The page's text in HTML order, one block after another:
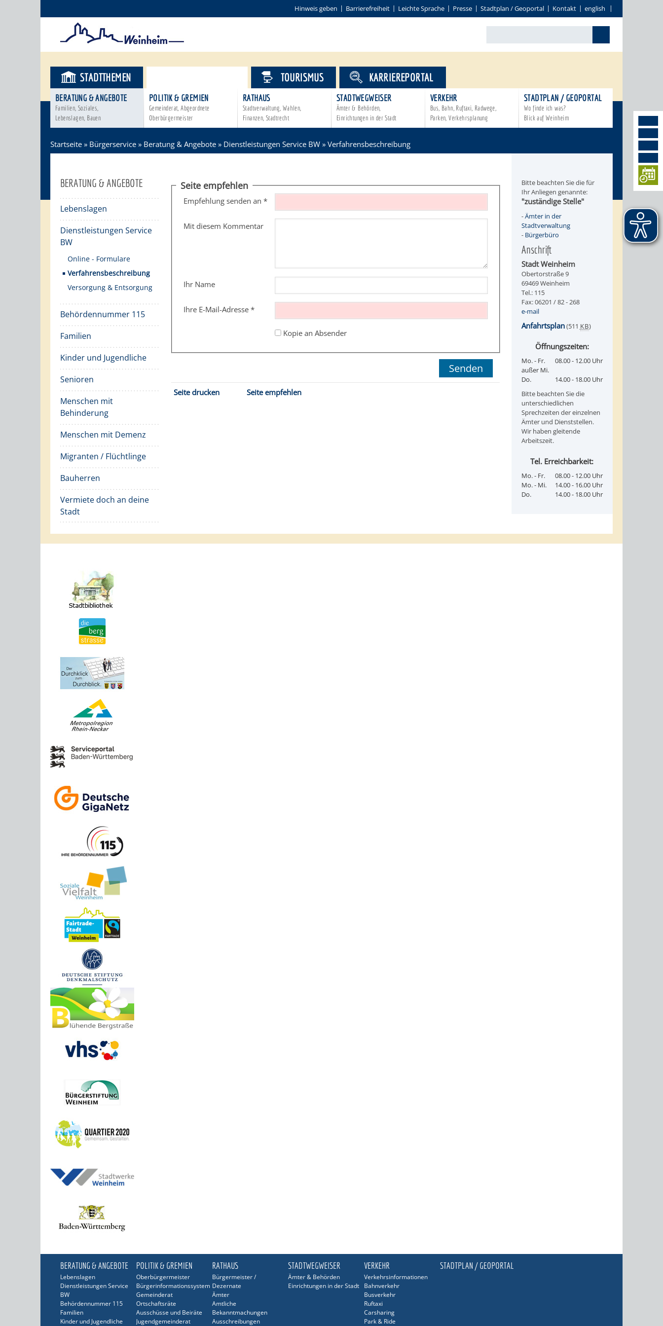
Hinweis geben Barrierefreiheit Leichte Sprache Presse Stadtplan / Geoportal Kontakt english
STADTTHEMEN
BERATUNG & ANGEBOTE
Familien, Soziales,
Lebenslagen, Bauen
POLITIK & GREMIEN
Gemeinderat, Abgeordnete
Oberbürgermeister
RATHAUS
Stadtverwaltung, Wahlen,
Finanzen, Stadtrecht
STADTWEGWEISER
Ämter & Behörden,
Einrichtungen in der Stadt
VERKEHR
Bus, Bahn, Ruftaxi, Radwege,
Parken, Verkehrsplanung
STADTPLAN / GEOPORTAL
Wo finde ich was?
Blick auf Weinheim
TOURISMUS KARRIEREPORTAL
Startseite » Bürgerservice » Beratung & Angebote » Dienstleistungen Service BW » Verfahrensbeschreibung
BERATUNG & ANGEBOTE
Lebenslagen
Dienstleistungen Service
BW
Online - Formulare
Verfahrensbeschreibung
Versorgung & Entsorgung
Behördennummer 115
Familien
Kinder und Jugendliche
Senioren
Menschen mit
Behinderung
Menschen mit Demenz
Migranten / Flüchtlinge
Bauherren
Vermiete doch an deine
Stadt
Seite empfehlen
Empfehlung senden an *
Mit diesem Kommentar
Ihr Name
Ihre E-Mail-Adresse*
Kopie an Absender
Seite drucken Seite empfehlen
Bitte beachten Sie die für
Ihr Anliegen genannte:
"zuständige Stelle"
-Ämter in der
Stadtverwaltung
- Bürgerbüro
Anschrift
Stadt Weinheim
Obertorstraße 9
69469 Weinheim
Tel.: 115
Fax: 06201 / 82 - 268
e-mail
Anfahrtsplan(511 KB)
Öffnungszeiten:
Mo. - Fr.
außer Mi.
08.00 - 12.00 Uhr
Do.
14.00 - 18.00 Uhr
Bitte beachten Sie die
unterschiedlichen
Sprechzeiten der einzelnen
Ämter und Dienststellen.
Wir haben gleitende
Arbeitszeit.
Tel. Erreichbarkeit:
Mo. - Fr.
08.00 - 12.00 Uhr
Mo. - Mi.
14.00 - 16.00 Uhr
Do.
14.00 - 18.00 Uhr
BERATUNG & ANGEBOTE
Lebenslagen
Dienstleistungen Service
BW
Behördennummer 115
Familien
Kinder und Jugendliche
POLITIK & GREMIEN
Oberbürgermeister
Bürgerinformationssystem
Gemeinderat
Ortschaftsräte
Ausschüsse und Beiräte
Jugendgemeinderat
RATHAUS
Bürgermeister /
Dezernate
Ämter
Amtliche
Bekanntmachungen
Ausschreibungen
STADTWEGWEISER
Ämter & Behörden
Einrichtungen in der Stadt
VERKEHR
Verkehrsinformationen
Bahnverkehr
Busverkehr
Ruftaxi
Carsharing
Park & Ride
STADTPLAN / GEOPORTAL